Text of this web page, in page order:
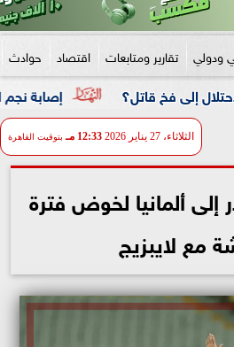
ودولي تقارير ومتابعات اقتصاد حوادث
إصابة نجم الأهلي قاتل؟
الثلاثاء، 27 يناير 2026 12:33 مـ بتوقيت القاهرة
إلى ألمانيا لخوض فترة
مع لايبزيج